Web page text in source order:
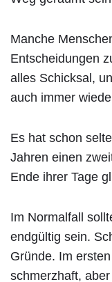
Manche
Entscheidungen
alles Schicksal,
auch immer
Es hat schon
Jahren einen
Ende ihrer Tage
Im Normalfall
endgültig sein.
Gründe. Im
schmerzhaft,